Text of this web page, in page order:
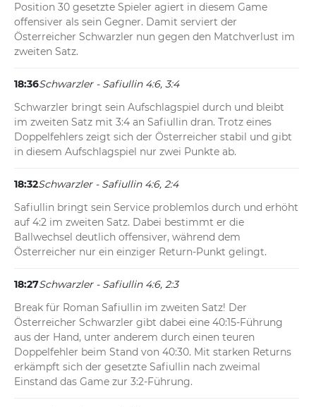
Position 30 gesetzte Spieler agiert in diesem Game
offensiver als sein Gegner. Damit serviert der
Österreicher Schwarzler nun gegen den Matchverlust im
zweiten Satz.
18:36Schwarzler - Safiullin 4:6, 3:4
Schwarzler bringt sein Aufschlagspiel durch und bleibt
im zweiten Satz mit 3:4 an Safiullin dran. Trotz eines
Doppelfehlers zeigt sich der Österreicher stabil und gibt
in diesem Aufschlagspiel nur zwei Punkte ab.
18:32Schwarzler - Safiullin 4:6, 2:4
Safiullin bringt sein Service problemlos durch und erhöht
auf 4:2 im zweiten Satz. Dabei bestimmt er die
Ballwechsel deutlich offensiver, während dem
Österreicher nur ein einziger Return-Punkt gelingt.
18:27Schwarzler - Safiullin 4:6, 2:3
Break für Roman Safiullin im zweiten Satz! Der
Österreicher Schwarzler gibt dabei eine 40:15-Führung
aus der Hand, unter anderem durch einen teuren
Doppelfehler beim Stand von 40:30. Mit starken Returns
erkämpft sich der gesetzte Safiullin nach zweimal
Einstand das Game zur 3:2-Führung.